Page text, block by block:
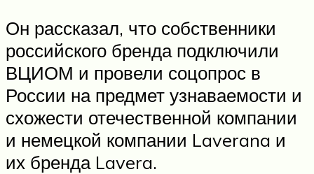
Он рассказал, что собственники
российского бренда подключили
ВЦИОМ и провели соцопрос в
России на предмет узнаваемости и
схожести отечественной компании
и немецкой компании Laverana и
их бренда Lavera.